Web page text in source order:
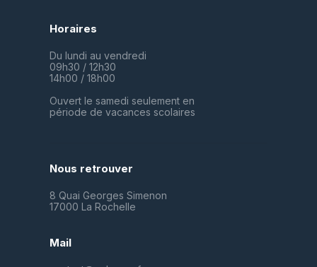
Horaires
Du lundi au vendredi
09h30 / 12h30
14h00 / 18h00
Ouvert le samedi seulement en
période de vacances scolaires
Nous retrouver
8 Quai Georges Simenon
17000 La Rochelle
Mail